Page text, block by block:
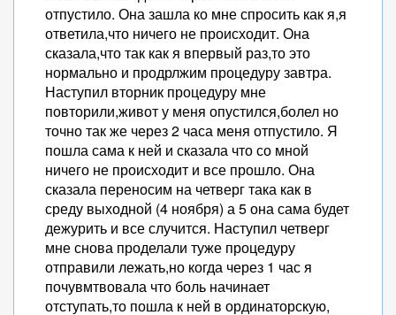
отпустило. Она зашла ко мне спросить как я,я
ответила,что ничего не происходит. Она
сказала,что так как я впервый раз,то это
нормально и продрлжим процедуру завтра.
Наступил вторник процедуру мне
повторили,живот у меня опустился,болел но
точно так же через 2 часа меня отпустило. Я
пошла сама к ней и сказала что со мной
ничего не происходит и все прошло. Она
сказала переносим на четверг така как в
среду выходной (4 ноября) а 5 она сама будет
дежурить и все случится. Наступил четверг
мне снова проделали туже процедуру
отправили лежать,но когда через 1 час я
почувмтвовала что боль начинает
отступать,то пошла к ней в ординаторскую,